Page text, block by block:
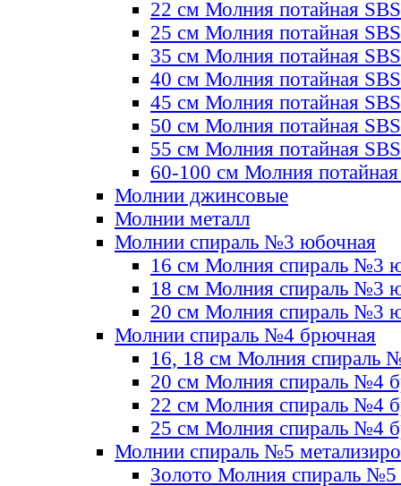
22 см Молния потайная SBS
25 см Молния потайная SBS
35 см Молния потайная SBS
40 см Молния потайная SBS
45 см Молния потайная SBS
50 см Молния потайная SBS
55 см Молния потайная SBS
60-100 см Молния
Молнии джинсовые
Молнии металл
Молнии спираль №3 юбочная
16 см Молния спираль №3
18 см Молния спираль №3
20 см Молния спираль №3
Молнии спираль №4 брючная
16, 18 см Молния спираль
20 см Молния спираль №4
22 см Молния спираль №4
25 см Молния спираль №4
Молнии спираль №5
Золото Молния спираль №5